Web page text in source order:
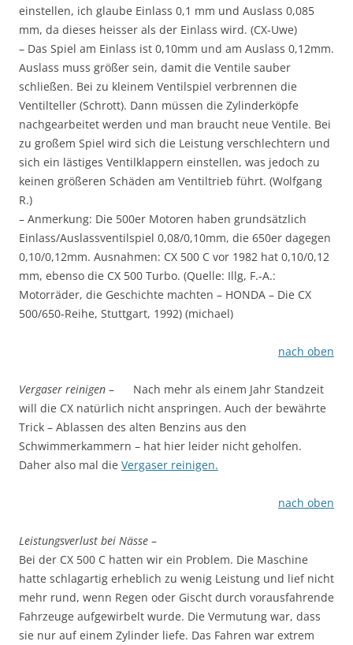
einstellen, ich glaube Einlass 0,1 mm und Auslass 0,085
mm, da dieses heisser als der Einlass wird. (CX-Uwe)
– Das Spiel am Einlass ist 0,10mm und am Auslass 0,12mm.
Auslass muss größer sein, damit die Ventile sauber
schließen. Bei zu kleinem Ventilspiel verbrennen die
Ventilteller (Schrott). Dann müssen die Zylinderköpfe
nachgearbeitet werden und man braucht neue Ventile. Bei
zu großem Spiel wird sich die Leistung verschlechtern und
sich ein lästiges Ventilklappern einstellen, was jedoch zu
keinen größeren Schäden am Ventiltrieb führt. (Wolfgang
R.)
– Anmerkung: Die 500er Motoren haben grundsätzlich
Einlass/Auslassventilspiel 0,08/0,10mm, die 650er dagegen
0,10/0,12mm. Ausnahmen: CX 500 C vor 1982 hat 0,10/0,12
mm, ebenso die CX 500 Turbo. (Quelle: Illg, F.-A.:
Motorräder, die Geschichte machten – HONDA – Die CX
500/650-Reihe, Stuttgart, 1992) (michael)
nach oben
Vergaser reinigen – Nach mehr als einem Jahr Standzeit
will die CX natürlich nicht anspringen. Auch der bewährte
Trick – Ablassen des alten Benzins aus den
Schwimmerkammern – hat hier leider nicht geholfen.
Daher also mal die Vergaser reinigen.
nach oben
Leistungsverlust bei Nässe –
Bei der CX 500 C hatten wir ein Problem. Die Maschine
hatte schlagartig erheblich zu wenig Leistung und lief nicht
mehr rund, wenn Regen oder Gischt durch vorausfahrende
Fahrzeuge aufgewirbelt wurde. Die Vermutung war, dass
sie nur auf einem Zylinder liefe. Das Fahren war extrem